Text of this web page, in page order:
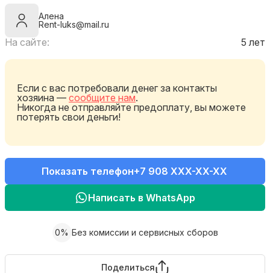
Алена
Rent-luks@mail.ru
На сайте: 5 лет
Если с вас потребовали денег за контакты
хозяина — сообщите нам.
Никогда не отправляйте предоплату, вы можете
потерять свои деньги!
Показать телефон+7 908 XXX-XX-XX
Написать в WhatsApp
0% Без комиссии и сервисных сборов
Поделиться